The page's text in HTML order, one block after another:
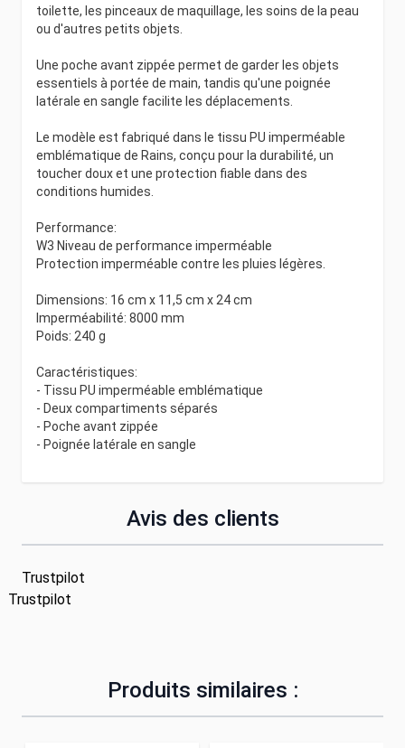
toilette, les pinceaux de maquillage, les soins de la peau
ou d'autres petits objets.
Une poche avant zippée permet de garder les objets
essentiels à portée de main, tandis qu'une poignée
latérale en sangle facilite les déplacements.
Le modèle est fabriqué dans le tissu PU imperméable
emblématique de Rains, conçu pour la durabilité, un
toucher doux et une protection fiable dans des
conditions humides.
Performance:
W3 Niveau de performance imperméable
Protection imperméable contre les pluies légères.
Dimensions: 16 cm x 11,5 cm x 24 cm
Imperméabilité: 8000 mm
Poids: 240 g
Caractéristiques:
- Tissu PU imperméable emblématique
- Deux compartiments séparés
- Poche avant zippée
- Poignée latérale en sangle
Avis des clients
Trustpilot
Trustpilot
Produits similaires :